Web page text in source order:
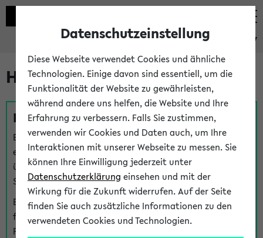
eKVV
Hilfe & Kontakt
Fragen zu einzelnen Veranstaltungen
Bei inhaltlichen und organisatorischen Fragen zu
einzelnen Veranstaltungen finden Sie Ansprechpersonen
über denFragen-Link bei jeder Veranstaltung. Der BIS
Support kann hier meist keine direkte Hilfe leisten.
Bei Veranstaltungen mit eKVV Teilnahmemanagement
finden Sie eine Auskunft über die Personen, die Ihre
Platzzuteilung im eKVV eingetragen haben, auf der
Datenschutzeinstellung
Diese Webseite verwendet Cookies und ähnliche
Technologien. Einige davon sind essentiell, um die
Funktionalität der Website zu gewährleisten,
während andere uns helfen, die Website und Ihre
Erfahrung zu verbessern. Falls Sie zustimmen,
verwenden wir Cookies und Daten auch, um Ihre
Interaktionen mit unserer Webseite zu messen. Sie
können Ihre Einwilligung jederzeit unter
Datenschutzerklärung einsehen und mit der
Wirkung für die Zukunft widerrufen. Auf der Seite
finden Sie auch zusätzliche Informationen zu den
verwendeten Cookies und Technologien.